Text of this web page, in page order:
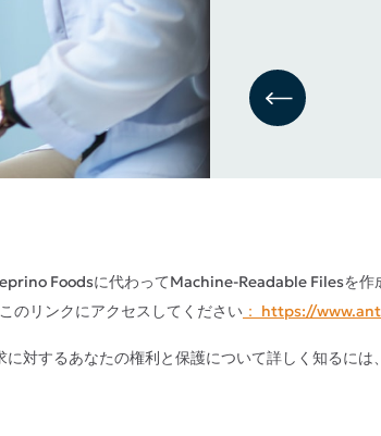
前のスライド
Foodsに代わってMachine-Readable Filesを作
のリンクにアクセスしてください ： https://
対するあなたの権利と保護について詳しく知るには